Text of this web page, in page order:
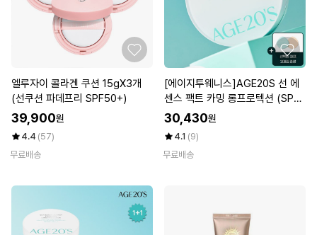
엘루자이 콜라겐 쿠션 15gX3개
(선쿠션 파데프리 SPF50+)
39,900원
4.4 (57)
무료배송
[에이지투웨니스]AGE20S 선 에
센스 팩트 카밍 롱프로텍션 (SPF5
0+ PA++++)
30,430원
4.1 (9)
무료배송